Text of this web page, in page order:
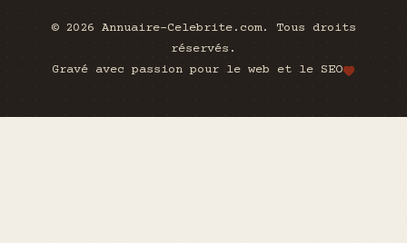
© 2026 Annuaire-Celebrite.com. Tous droits
réservés.
Gravé avec passion pour le web et le SEO